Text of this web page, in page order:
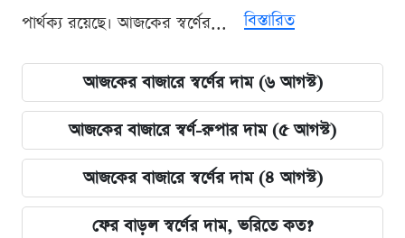
পার্থক্য রয়েছে। আজকের স্বর্ণের...
বিস্তারিত
আজকের বাজারে স্বর্ণের দাম (৬ আগস্ট)
আজকের বাজারে স্বর্ণ-রুপার দাম (৫ আগস্ট)
আজকের বাজারে স্বর্ণের দাম (৪ আগস্ট)
ফের বাড়ল স্বর্ণের দাম, ভরিতে কত?